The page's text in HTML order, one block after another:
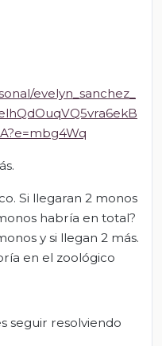
evelyn_sanchez_
Si llegaran 2 monos
habría en total?
y si llegan 2 más.
en el zoológico
seguir resolviendo